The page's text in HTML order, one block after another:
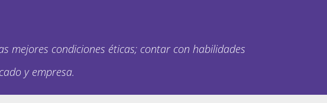
mejores condiciones éticas; contar con habilidades
y empresa.